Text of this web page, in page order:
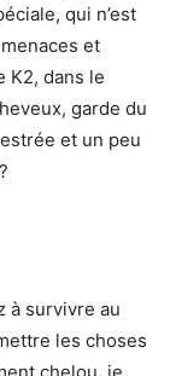
qui n’est
et
K2, dans le
garde du
et un peu
à survivre au
les choses